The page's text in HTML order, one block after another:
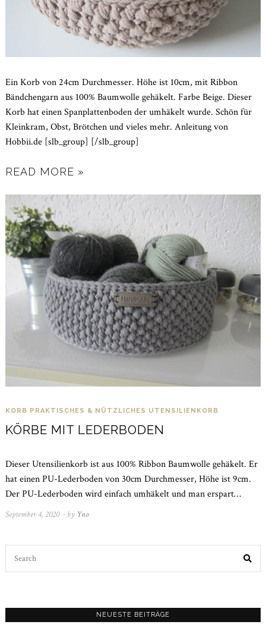
Ein Korb von 24cm Durchmesser. Höhe ist 10cm, mit Ribbon
Bändchengarn aus 100% Baumwolle gehäkelt. Farbe Beige. Dieser
Korb hat einen Spanplattenboden der umhäkelt wurde. Schön für
Kleinkram, Obst, Brötchen und vieles mehr. Anleitung von
Hobbii.de [slb_group] [/slb_group]
READ MORE »
KORB PRAKTISCHES & NÜTZLICHES UTENSILIENKORB
KÖRBE MIT LEDERBODEN
Dieser Utensilienkorb ist aus 100% Ribbon Baumwolle gehäkelt. Er
hat einen PU-Lederboden von 30cm Durchmesser, Höhe ist 9cm.
Der PU-Lederboden wird einfach umhäkelt und man erspart…
September 4, 2020April
by Yno
NEUESTE BEITRÄGE